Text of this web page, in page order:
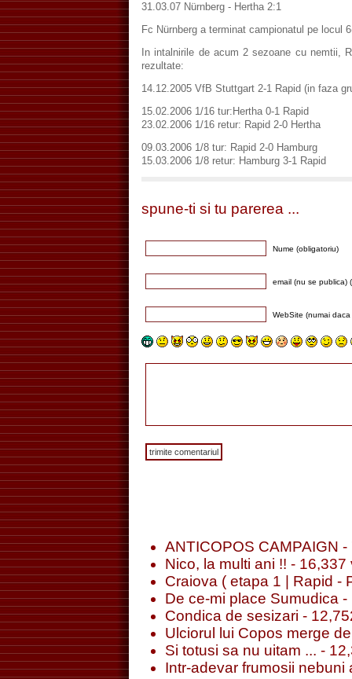
31.03.07 Nürnberg - Hertha 2:1
Fc Nürnberg a terminat campionatul pe locul
In intalnirile de acum 2 sezoane cu nemtii,
rezultate:
14.12.2005 VfB Stuttgart 2-1 Rapid (in faza
15.02.2006 1/16 tur:Hertha 0-1 Rapid
23.02.2006 1/16 retur: Rapid 2-0 Hertha
09.03.2006 1/8 tur: Rapid 2-0 Hamburg
15.03.2006 1/8 retur: Hamburg 3-1 Rapid
spune-ti si tu parerea ...
Nume (obligatoriu)
email (nu se publica)
WebSite (numai daca
ANTICOPOS CAMPAIGN -
Nico, la multi ani !! - 16,337
Craiova ( etapa 1 | Rapid -
De ce-mi place Sumudica -
Condica de sesizari -
Ulciorul lui Copos merge
Si totusi sa nu uitam ... -
Intr-adevar frumosii nebuni